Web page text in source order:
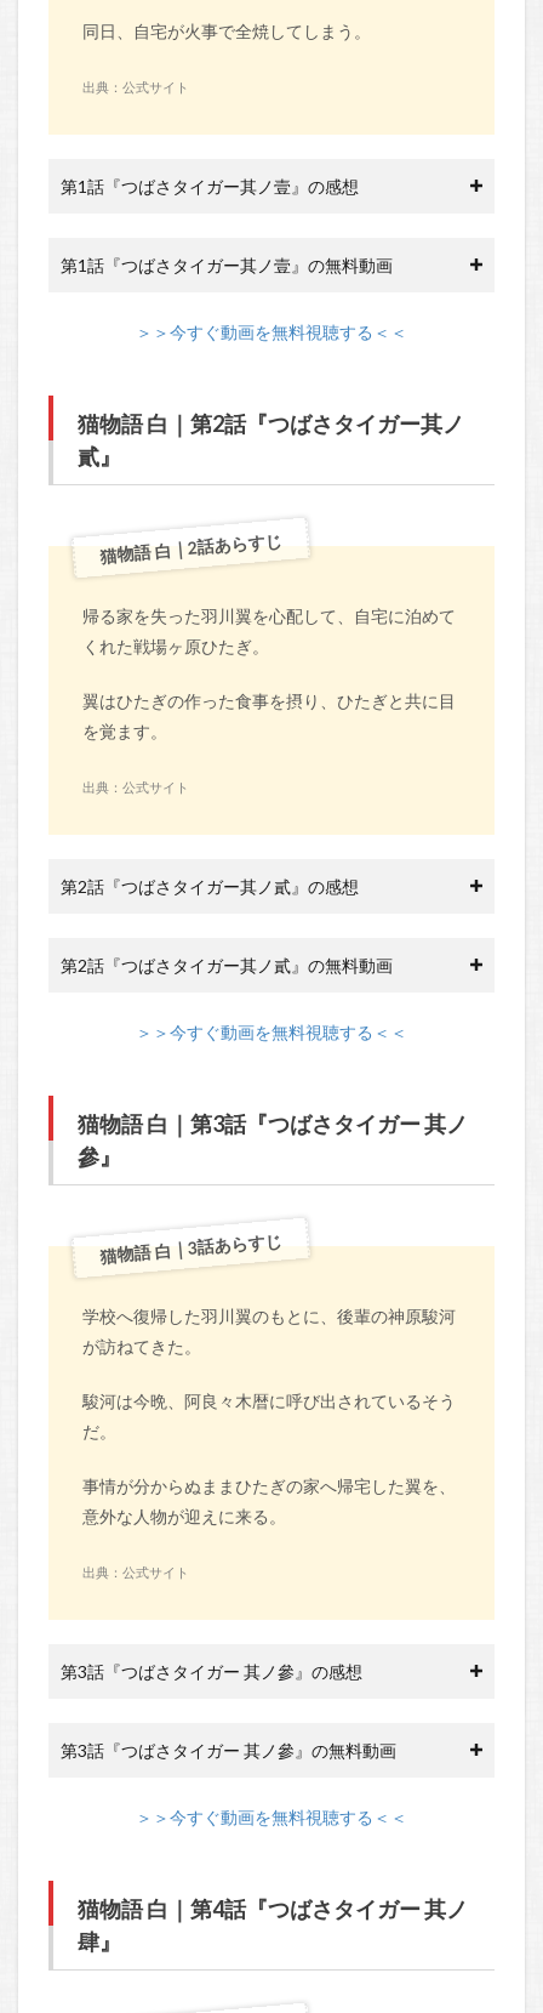
同日、自宅が火事で全焼してしまう。
出典：公式サイト
第1話『つばさタイガー其ノ壹』の感想
第1話『つばさタイガー其ノ壹』の無料動画
＞＞今すぐ動画を無料視聴する＜＜
猫物語 白｜第2話『つばさタイガー其ノ
貳』
猫物語 白｜2話あらすじ
帰る家を失った羽川翼を心配して、自宅に泊めて
くれた戦場ヶ原ひたぎ。
翼はひたぎの作った食事を摂り、ひたぎと共に目
を覚ます。
出典：公式サイト
第2話『つばさタイガー其ノ貳』の感想
第2話『つばさタイガー其ノ貳』の無料動画
＞＞今すぐ動画を無料視聴する＜＜
猫物語 白｜第3話『つばさタイガー 其ノ
參』
猫物語 白｜3話あらすじ
学校へ復帰した羽川翼のもとに、後輩の神原駿河
が訪ねてきた。
駿河は今晩、阿良々木暦に呼び出されているそう
だ。
事情が分からぬままひたぎの家へ帰宅した翼を、
意外な人物が迎えに来る。
出典：公式サイト
第3話『つばさタイガー 其ノ參』の感想
第3話『つばさタイガー 其ノ參』の無料動画
＞＞今すぐ動画を無料視聴する＜＜
猫物語 白｜第4話『つばさタイガー 其ノ
肆』